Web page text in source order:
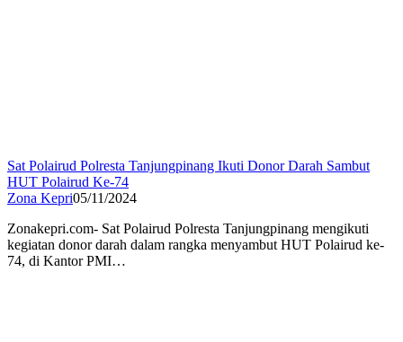
Sat Polairud Polresta Tanjungpinang Ikuti Donor Darah Sambut
HUT Polairud Ke-74
Zona Kepri05/11/2024
Zonakepri.com- Sat Polairud Polresta Tanjungpinang mengikuti
kegiatan donor darah dalam rangka menyambut HUT Polairud ke-
74, di Kantor PMI…